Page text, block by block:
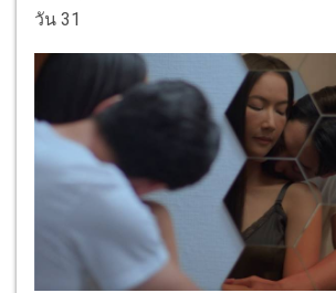
วัน 31